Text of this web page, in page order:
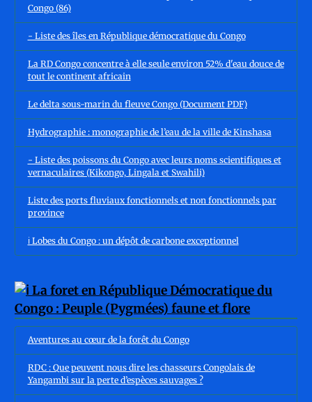
Congo (86)
- Liste des îles en République démocratique du Congo
La RD Congo concentre à elle seule environ 52% d'eau douce de
tout le continent africain
Le delta sous-marin du fleuve Congo (Document PDF)
Hydrographie : monographie de l’eau de la ville de Kinshasa
- Liste des poissons du Congo avec leurs noms scientifiques et
vernaculaires (Kikongo, Lingala et Swahili)
Liste des ports fluviaux fonctionnels et non fonctionnels par
province
ℹ️ Lobes du Congo : un dépôt de carbone exceptionnel
Aventures au cœur de la forêt du Congo
RDC : Que peuvent nous dire les chasseurs Congolais de
Yangambi sur la perte d’espèces sauvages ?